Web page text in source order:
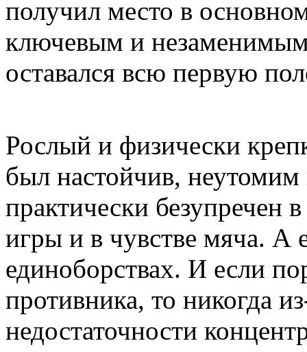
получил место в
ключевым и
оставался всю первую
Рослый и физически
был настойчив, неутомим
практически безупречен
игры и в чувстве мяча. А
единоборствах. И если
противника, то никогда
недостаточности